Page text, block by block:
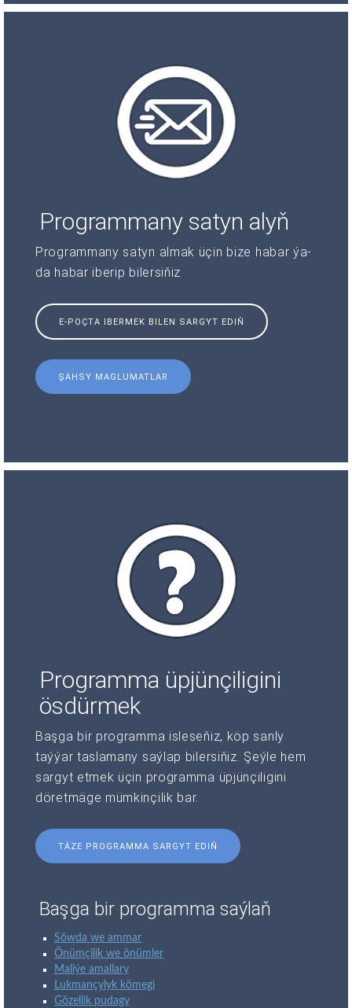
Programmany satyn alyň
Programmany satyn almak üçin bize habar ýa-
da habar iberip bilersiňiz
E-POÇTA IBERMEK BILEN SARGYT EDIŇ
ŞAHSY MAGLUMATLAR
Programma üpjünçiligini
ösdürmek
Başga bir programma isleseňiz, köp sanly
taýýar taslamany saýlap bilersiňiz. Şeýle hem
sargyt etmek üçin programma üpjünçiligini
döretmäge mümkinçilik bar.
TÄZE PROGRAMMA SARGYT EDIŇ
Başga bir programma saýlaň
Söwda we ammar
Önümçilik we önümler
Maliýe amallary
Lukmançylyk kömegi
Gözellik pudagy